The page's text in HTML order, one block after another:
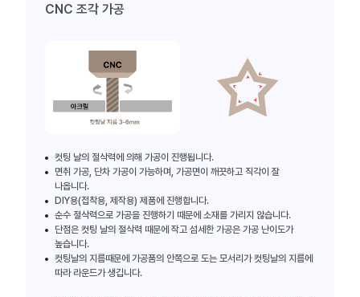
CNC 조각 가공
컷팅 날의 절삭력에 의해 가공이 진행됩니다.
면취 가공, 단차 가공이 가능하며, 가공면이 깨끗하고 직각이 잘
나옵니다.
DIY용(접착용, 제작용) 제품에 진행합니다.
순수 절삭력으로 가공을 진행하기 때문에 소재를 가리지 않습니다.
단점은 컷팅 날의 절삭력 때문에 작고 섬세한 가공은 가공 난이도가
높습니다.
컷팅날의 지름때문에 가공품의 안쪽으로 도는 모서리가 컷팅날의 지름에
따라 라운드가 생깁니다.